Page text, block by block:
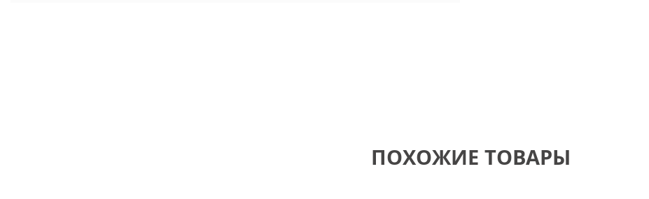
ПОХОЖИЕ ТОВАРЫ